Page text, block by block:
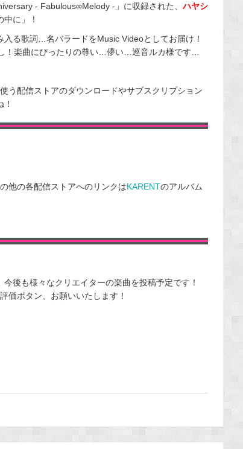
- Fabulous∞Melody -」に収録された、ハヤシ
に」！
る歌詞…名バラードをMusic Videoとしてお届け！
！楽曲にぴったりの尊い…儚い…巡音ルカ様です…
う配信ストアのダウンロードやサブスクリプション
他の各配信ストアへのリンクはKARENTのアルバム
今後も様々なクリエイターの楽曲を投稿予定です！
価ボタン、お願いいたします！